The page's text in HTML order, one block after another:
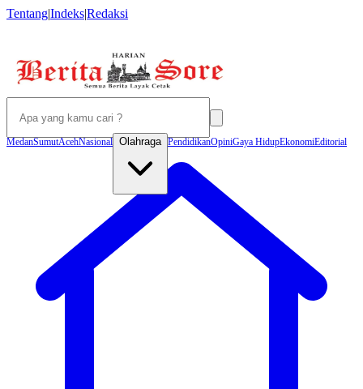
Tentang|Indeks|Redaksi
MedanSumutAcehNasional Olahraga PendidikanOpiniGaya HidupEkonomiEditorial